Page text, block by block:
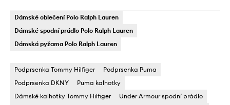
Dámské oblečení Polo Ralph Lauren
Dámské spodní prádlo Polo Ralph Lauren
Dámská pyžama Polo Ralph Lauren
Podprsenka Tommy Hilfiger
Podprsenka Puma
Podprsenka DKNY
Puma kalhotky
Dámské kalhotky Tommy Hilfiger
Under Armour spodní prádlo